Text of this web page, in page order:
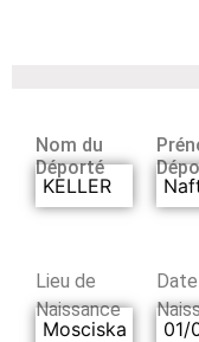
Nom du
Déporté
KELLER
Lieu de
Naissance
Mosciska
01/